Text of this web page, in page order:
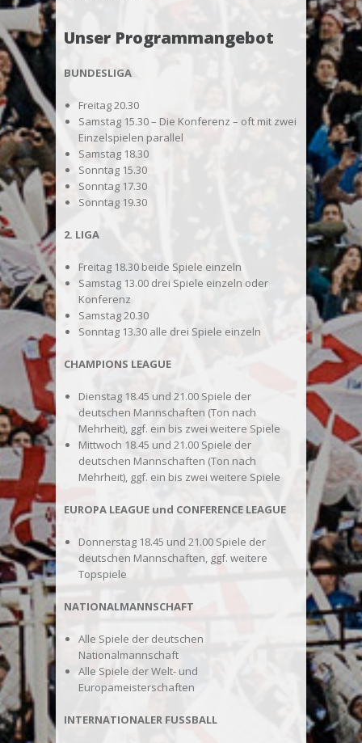
Unser Programmangebot
BUNDESLIGA
Freitag 20.30
Samstag 15.30 – Die Konferenz – oft mit zwei
Einzelspielen parallel
Samstag 18.30
Sonntag 15.30
Sonntag 17.30
Sonntag 19.30
2. LIGA
Freitag 18.30 beide Spiele einzeln
Samstag 13.00 drei Spiele einzeln oder
Konferenz
Samstag 20.30
Sonntag 13.30 alle drei Spiele einzeln
CHAMPIONS LEAGUE
Dienstag 18.45 und 21.00 Spiele der
deutschen Mannschaften (Ton nach
Mehrheit), ggf. ein bis zwei weitere Spiele
Mittwoch 18.45 und 21.00 Spiele der
deutschen Mannschaften (Ton nach
Mehrheit), ggf. ein bis zwei weitere Spiele
EUROPA LEAGUE und CONFERENCE LEAGUE
Donnerstag 18.45 und 21.00 Spiele der
deutschen Mannschaften, ggf. weitere
Topspiele
NATIONALMANNSCHAFT
Alle Spiele der deutschen
Nationalmannschaft
Alle Spiele der Welt- und
Europameisterschaften
INTERNATIONALER FUSSBALL